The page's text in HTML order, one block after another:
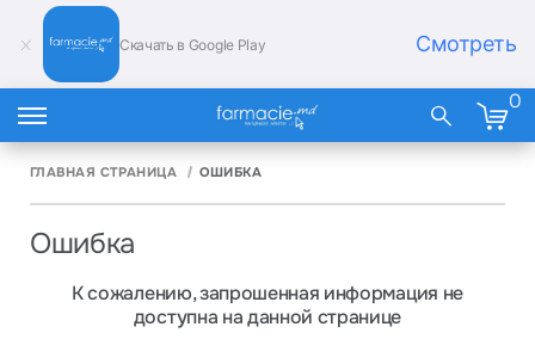
Скачать в Google Play Смотреть
0
ГЛАВНАЯ СТРАНИЦА ОШИБКА
Ошибка
К сожалению, запрошенная информация не
доступна на данной странице